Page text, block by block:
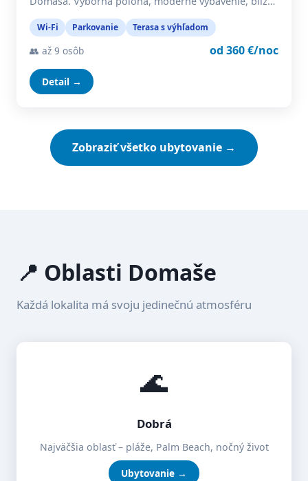
Wi-Fi Parkovanie Terasa s výhľadom
👥 až 9 osôb od 360 €/noc
Detail →
Zobraziť všetko ubytovanie →
📍 Oblasti Domaše
Každá lokalita má svoju jedinečnú atmosféru
🌊
Dobrá
Najväčšia oblasť – pláže, Palm Beach, nočný život
Ubytovanie →